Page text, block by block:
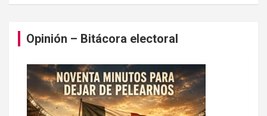
Opinión – Bitácora electoral